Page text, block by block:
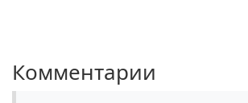
Комментарии